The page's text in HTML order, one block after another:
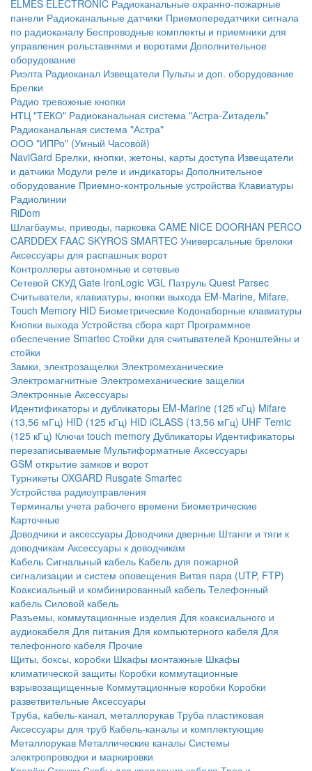
ELMES ELECTRONIC Радиоканальные охранно-пожарные
панели Радиоканальные датчики Приемопередатчики сигнала
по радиоканалу Беспроводные комплекты и приемники для
управления рольставнями и воротами Дополнительное
оборудование
Риэлта Радиоканал Извещатели Пульты и доп. оборудование
Брелки
Радио тревожные кнопки
НТЦ "ТЕКО" Радиоканальная система "Астра-Zитадель"
Радиоканальная система "Астра"
ООО "ИПРо" (Умный Часовой)
NaviGard Брелки, кнопки, жетоны, карты доступа Извещатели
и датчики Модули реле и индикаторы Дополнительное
оборудование Приемно-контрольные устройства Клавиатуры
Радиолинии
RiDom
Шлагбаумы, приводы, парковка CAME NICE DOORHAN PERCO
CARDDEX FAAC SKYROS SMARTEC Универсальные брелоки
Аксессуары для распашных ворот
Контроллеры автономные и сетевые
Сетевой СКУД Gate IronLogic VGL Патруль Quest Parsec
Считыватели, клавиатуры, кнопки выхода EM-Marine, Mifare,
Touch Memory HID Биометрические Кодонаборные клавиатуры
Кнопки выхода Устройства сбора карт Программное
обеспечение Smartec Стойки для считывателей Кронштейны и
стойки
Замки, электрозащелки Электромеханические
Электромагнитные Электромеханические защелки
Электронные Аксессуары
Идентификаторы и дубликаторы EM-Marine (125 кГц) Mifare
(13,56 мГц) HID (125 кГц) HID iCLASS (13,56 мГц) UHF Temic
(125 кГц) Ключи touch memory Дубликаторы Идентификаторы
перезаписываемые Мультиформатные Аксессуары
GSM открытие замков и ворот
Турникеты OXGARD Rusgate Smartec
Устройства радиоуправления
Терминалы учета рабочего времени Биометрические
Карточные
Доводчики и аксессуары Доводчики дверные Штанги и тяги к
доводчикам Аксессуары к доводчикам
Кабель Сигнальный кабель Кабель для пожарной
сигнализации и систем оповещения Витая пара (UTP, FTP)
Коаксиальный и комбинированный кабель Телефонный
кабель Силовой кабель
Разъемы, коммутационные изделия Для коаксиального и
аудиокабеля Для питания Для компьютерного кабеля Для
телефонного кабеля Прочие
Щиты, боксы, коробки Шкафы монтажные Шкафы
климатической защиты Коробки коммутационные
взрывозащищенные Коммутационные коробки Коробки
разветвительные Аксессуары
Труба, кабель-канал, металлорукав Труба пластиковая
Аксессуары для труб Кабель-каналы и комплектующие
Металлорукав Металлические каналы Системы
электропроводки и маркировки